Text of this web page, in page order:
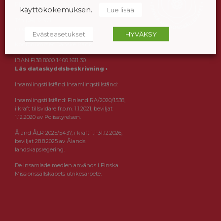
IBAN FI38 8000 1400 1611 30
Läs dataskyddsbeskrivning ›
Insamlingstillstånd Insamlingstillstånd:
Insamlingstillstånd: Finland RA/2020/1538,
i kraft tillsvidare fr.o.m. 1.1.2021, beviljat
1.12.2020 av Polisstyrelsen.
Åland ÅLR 2025/5437, i kraft 1.1-31.12.2026,
beviljat 28.8.2025 av Ålands
landskapsregering.
De insamlade medlen används i Finska
Missionssällskapets utrikesarbete.
käyttökokemuksen.
Lue lisää
Evästeasetukset HYVÄKSY